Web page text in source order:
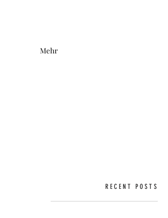
Mehr
RECENT POSTS